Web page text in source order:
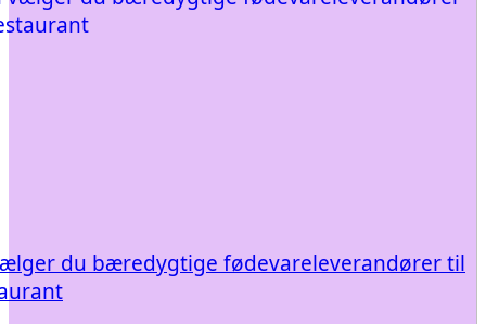
du bæredygtige fødevareleverandører til